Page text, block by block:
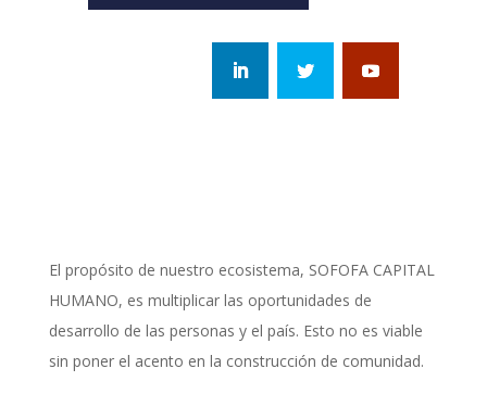
El propósito de nuestro ecosistema, SOFOFA CAPITAL
HUMANO, es multiplicar las oportunidades de
desarrollo de las personas y el país. Esto no es viable
sin poner el acento en la construcción de comunidad.